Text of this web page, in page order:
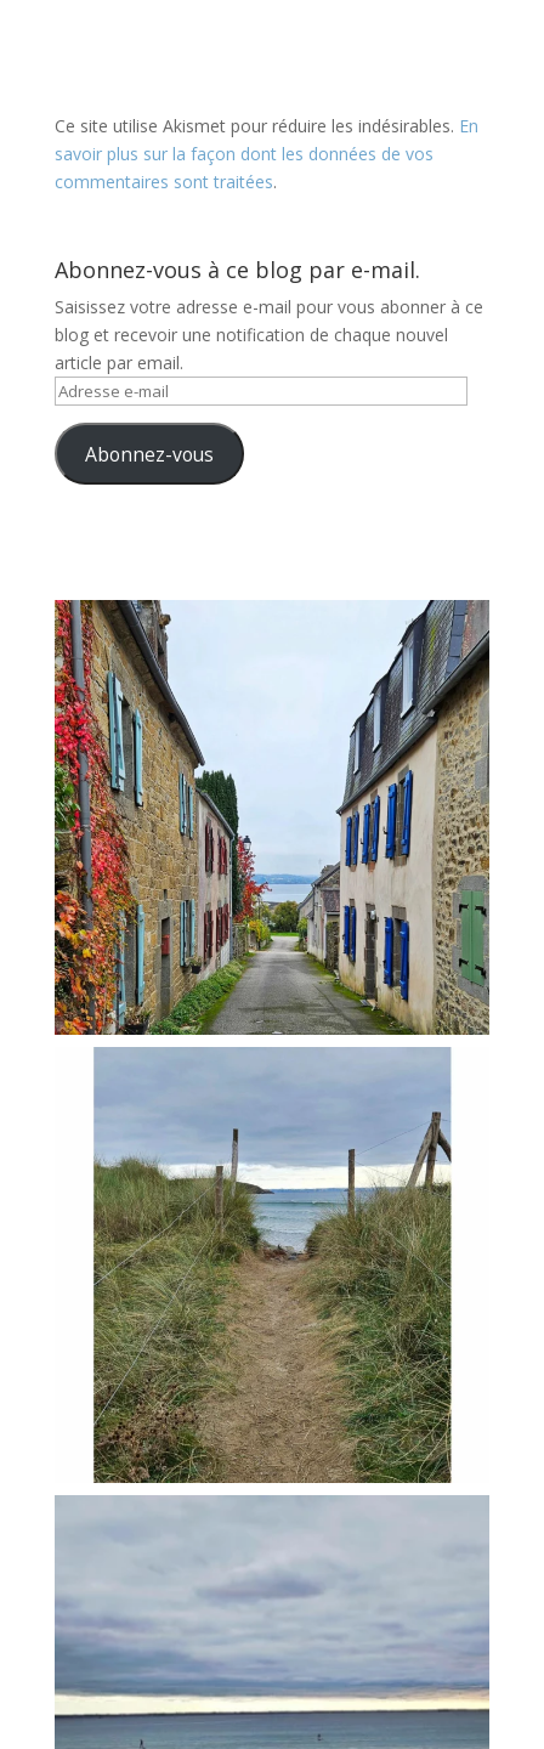
Ce site utilise Akismet pour réduire les indésirables. En
savoir plus sur la façon dont les données de vos
commentaires sont traitées.
Abonnez-vous à ce blog par e-mail.
Saisissez votre adresse e-mail pour vous abonner à ce
blog et recevoir une notification de chaque nouvel
article par email.
Adresse
mail Abonnez-vous